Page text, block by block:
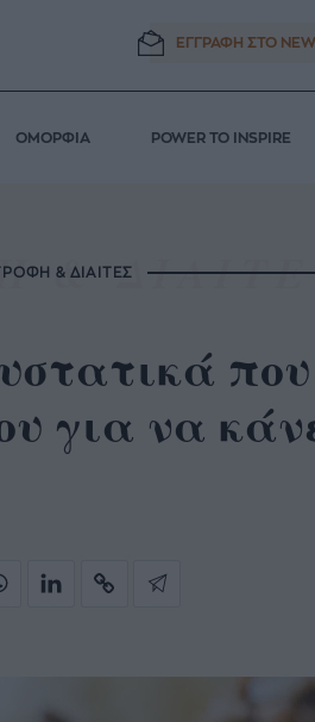
ΕΓΓΡΑΦΗ ΣΤΟ
ΟΜΟΡΦΙΑ POWER TO INSPIRE
& ΔΙΑΙΤΕΣ
για να